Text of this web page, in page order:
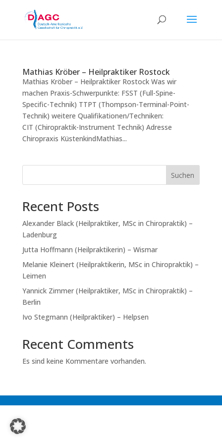
Mathias Kröber – Heilpraktiker Rostock
Mathias Kröber – Heilpraktiker Rostock Was wir
machen Praxis-Schwerpunkte: FSST (Full-Spine-
Specific-Technik) TTPT (Thompson-Terminal-Point-
Technik) weitere Qualifikationen/Techniken:
CIT (Chiropraktik-Instrument Technik) Adresse
Chiropraxis KüstenkindMathias...
Suchen
Recent Posts
Alexander Black (Heilpraktiker, MSc in Chiropraktik) –
Ladenburg
Jutta Hoffmann (Heilpraktikerin) – Wismar
Melanie Kleinert (Heilpraktikerin, MSc in Chiropraktik) –
Leimen
Yannick Zimmer (Heilpraktiker, MSc in Chiropraktik) –
Berlin
Ivo Stegmann (Heilpraktiker) – Helpsen
Recent Comments
Es sind keine Kommentare vorhanden.